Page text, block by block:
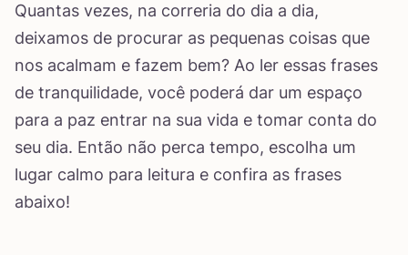
Quantas vezes, na correria do dia a dia,
deixamos de procurar as pequenas coisas que
nos acalmam e fazem bem? Ao ler essas frases
de tranquilidade, você poderá dar um espaço
para a paz entrar na sua vida e tomar conta do
seu dia. Então não perca tempo, escolha um
lugar calmo para leitura e confira as frases
abaixo!